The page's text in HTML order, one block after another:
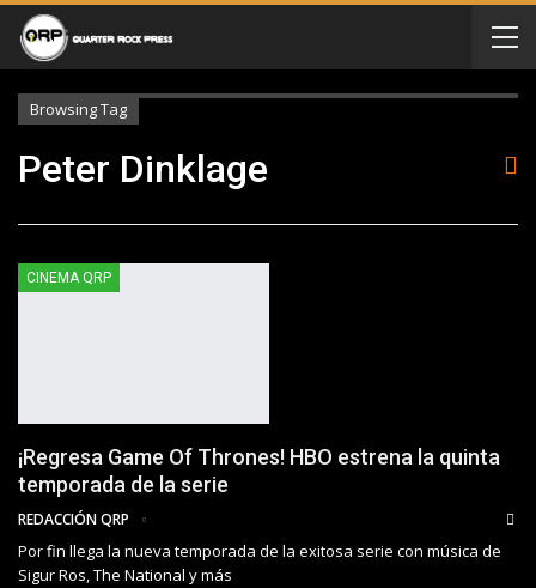
Browsing Tag
Peter Dinklage
CINEMA QRP
¡Regresa Game Of Thrones! HBO estrena la quinta
temporada de la serie
REDACCIÓN QRP
Por fin llega la nueva temporada de la exitosa serie con música de
Sigur Ros, The National y más